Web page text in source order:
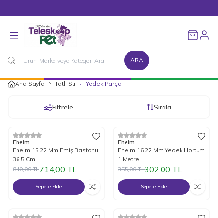
ARA
Ana Sayfa Tatlı Su Yedek Parça
Filtrele Sırala
%15İndirim
Eheim
Eheim 16 22 Mm Emiş Bastonu
36,5 Cm
840,00TL714,00 TL
Sepete Ekle
%15İndirim
Eheim
Eheim 16 22 Mm Yedek Hortum
1 Metre
355,00TL302,00 TL
Sepete Ekle